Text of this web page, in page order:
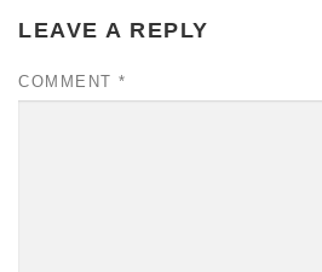
LEAVE A REPLY
COMMENT *